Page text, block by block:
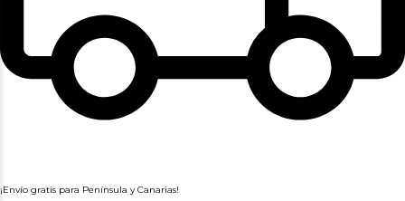
¡Envío gratis para Península y Canarias!